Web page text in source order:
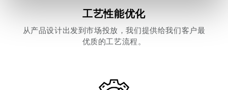
con altre informazioni che hai fornito loro o che hanno
raccolto dal tuo utilizzo dei loro servizi.
Cliccando sul tasto “Accetta tutti i cookie
selezionati nei riquadri sottostanti. Cliccando su “
工艺性能优化
从产品设计出发到市场投放，我们提供给我们客户最
优质的工艺流程。